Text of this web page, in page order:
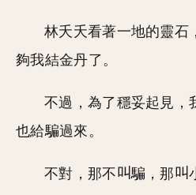
林夭夭看著一地的靈石
夠我結金丹了。
不過，為了穩妥起見，
也給騙過來。
不對，那不 騙，那